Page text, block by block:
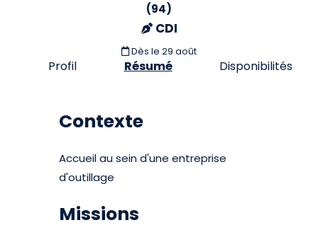
(94)
CDI
Dès le 29 août
Profil Résumé Disponibilités
Contexte
Accueil au sein d'une entreprise
d'outillage
Missions